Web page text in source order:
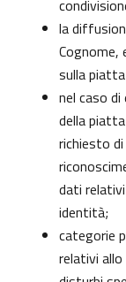
la
sulla
nel caso
della
richiesto
dati
identità;
categorie
relativi